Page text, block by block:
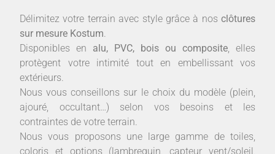
Délimitez votre terrain avec style grâce à nos clôtures
sur mesure Kostum.
Disponibles en alu, PVC, bois ou composite, elles
protègent votre intimité tout en embellissant vos
extérieurs.
Nous vous conseillons sur le choix du modèle (plein,
ajouré, occultant…) selon vos besoins et les
contraintes de votre terrain.
Nous vous proposons une large gamme de toiles,
coloris et options (lambrequin, capteur vent/soleil,